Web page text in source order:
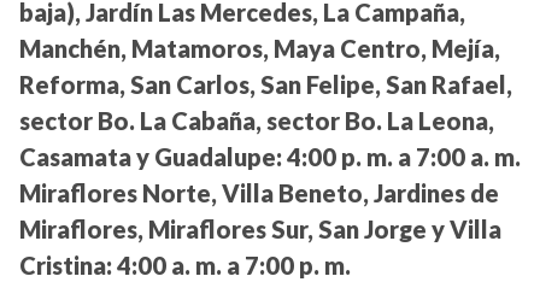
baja), Jardín Las Mercedes, La Campaña,
Manchén, Matamoros, Maya Centro, Mejía,
Reforma, San Carlos, San Felipe, San Rafael,
sector Bo. La Cabaña, sector Bo. La Leona,
Casamata y Guadalupe: 4:00 p. m. a 7:00 a. m.
Miraflores Norte, Villa Beneto, Jardines de
Miraflores, Miraflores Sur, San Jorge y Villa
Cristina: 4:00 a. m. a 7:00 p. m.